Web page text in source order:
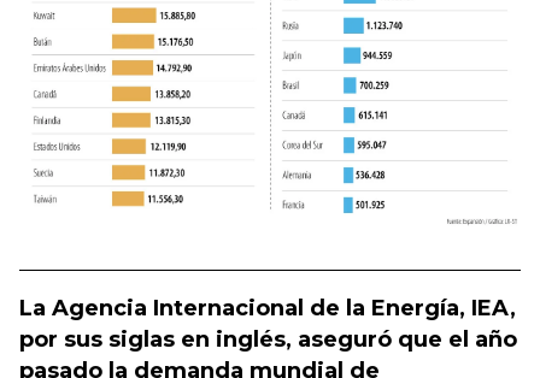
La Agencia Internacional de la Energía, IEA,
por sus siglas en inglés, aseguró que el año
pasado la demanda mundial de